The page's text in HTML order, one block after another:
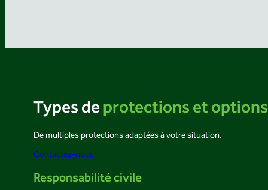
Types deprotections et options
De multiples protections adaptées à votre situation.
Contactez-nous
Responsabilité civile